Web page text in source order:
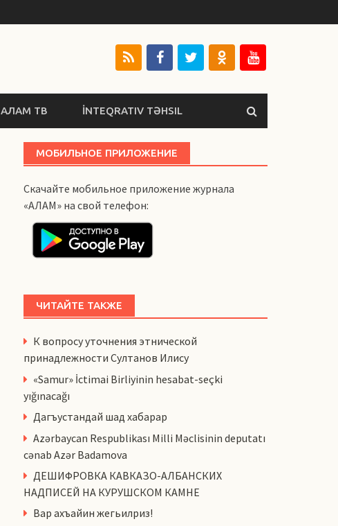
АЛАМ ТВ İNTEQRATIV TƏHSIL
МОБИЛЬНОЕ ПРИЛОЖЕНИЕ
Скачайте мобильное приложение журнала
«АЛАМ» на свой телефон:
ЧИТАЙТЕ ТАКЖЕ
К вопросу уточнения этнической
принадлежности Султанов Илису
«Samur» İctimai Birliyinin hesabat-seçki
yığınacağı
Дагъустандай шад хабарар
Azərbaycan Respublikası Milli Məclisinin deputatı
cənab Azər Badamova
ДЕШИФРОВКА КАВКАЗО-АЛБАНСКИХ
НАДПИСЕЙ НА КУРУШСКОМ КАМНЕ
Вар ахъайин жегьилриз!